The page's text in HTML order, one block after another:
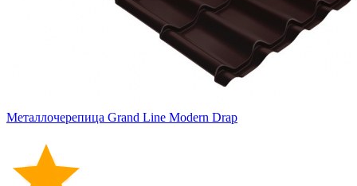
Металлочерепица Grand Line Modern Drap